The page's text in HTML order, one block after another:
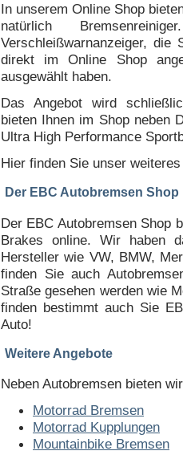
In unserem Online Shop
natürlich
Verschleißwarnanzeiger,
direkt im Online Shop
ausgewählt haben.
Das Angebot wird
bieten Ihnen im Shop neben
Ultra High Performance
Hier finden Sie unser
Der EBC Autobremsen Shop
Der EBC Autobremsen Shop
Brakes online. Wir haben
Hersteller wie VW, BMW,
finden Sie auch
Straße gesehen werden wie
finden bestimmt auch Sie
Auto!
Weitere Angebote
Neben Autobremsen bieten
Motorrad Bremsen
Motorrad Kupplungen
Mountainbike Bremsen